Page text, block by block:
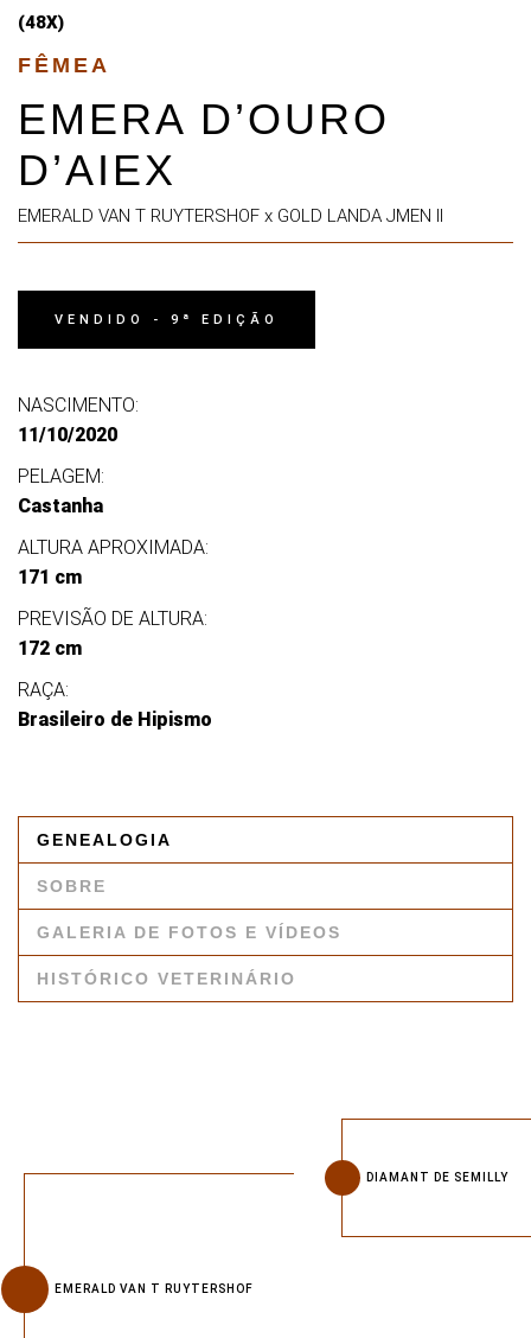
(48X)
FÊMEA
EMERA D’OURO
D’AIEX
EMERALD VAN T RUYTERSHOF x GOLD LANDA JMEN II
VENDIDO - 9ª EDIÇÃO
NASCIMENTO:
11/10/2020
PELAGEM:
Castanha
ALTURA APROXIMADA:
171 cm
PREVISÃO DE ALTURA:
172 cm
RAÇA:
Brasileiro de Hipismo
GENEALOGIA
SOBRE
GALERIA DE FOTOS E VÍDEOS
HISTÓRICO VETERINÁRIO
EMERALD VAN T RUYTERSHOF
DIAMANT DE SEMILLY